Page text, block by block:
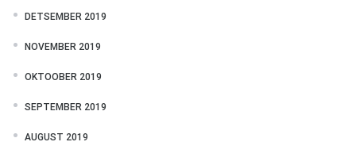
DETSEMBER 2019
NOVEMBER 2019
OKTOOBER 2019
SEPTEMBER 2019
AUGUST 2019